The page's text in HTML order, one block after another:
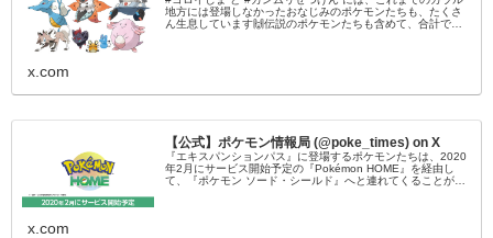
地方には登場しなかったおなじみのポケモンたちも、たくさ
ん生息しています🙌伝説のポケモンたちも含めて、合計で約
x.com
【公式】ポケモン情報局 (@poke_times) on X
『エキスパンションパス』に登場するポケモンたちは、2020
年2月にサービス開始予定の『Pokémon HOME』を経由し
て、『ポケモン ソード・シールド』へと連れてくることがで
x.com